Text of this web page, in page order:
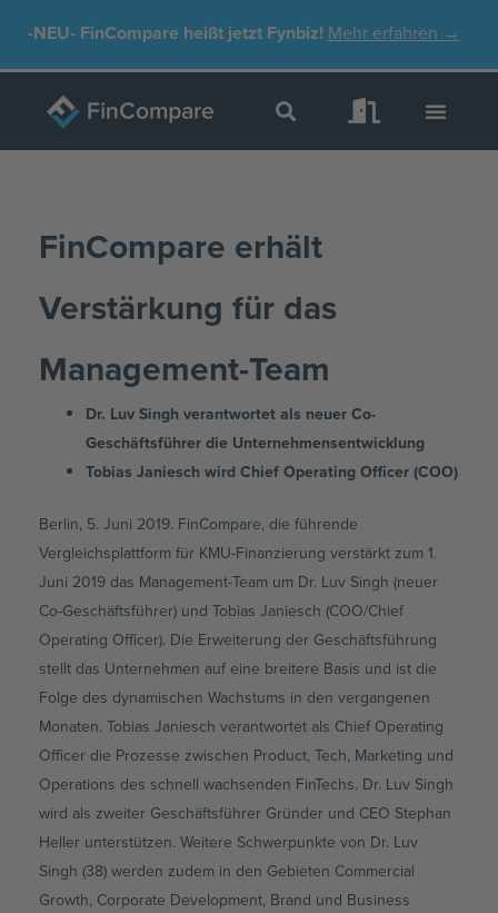
-NEU-FinCompare heißt jetzt Fynbiz! Mehr erfahren →
FinCompare erhält
Verstärkung für das
Management-Team
Dr. Luv Singh verantwortet als neuer Co-
Geschäftsführer die Unternehmensentwicklung
Tobias Janiesch wird Chief Operating Officer (COO)
Berlin, 5. Juni 2019. FinCompare, die führende
Vergleichsplattform für KMU-Finanzierung verstärkt zum 1.
Juni 2019 das Management-Team um Dr. Luv Singh (neuer
Co-Geschäftsführer) und Tobias Janiesch (COO/Chief
Operating Officer). Die Erweiterung der Geschäftsführung
stellt das Unternehmen auf eine breitere Basis und ist die
Folge des dynamischen Wachstums in den vergangenen
Monaten. Tobias Janiesch verantwortet als Chief Operating
Officer die Prozesse zwischen Product, Tech, Marketing und
Operations des schnell wachsenden FinTechs. Dr. Luv Singh
wird als zweiter Geschäftsführer Gründer und CEO Stephan
Heller unterstützen. Weitere Schwerpunkte von Dr. Luv
Singh (38) werden zudem in den Gebieten Commercial
Growth, Corporate Development, Brand und Business